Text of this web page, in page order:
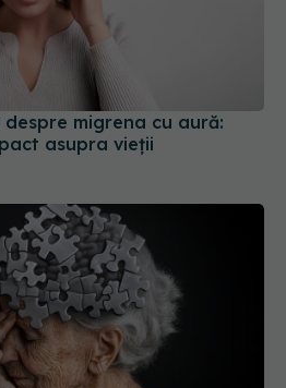
migrena cu aură:
asupra vieții